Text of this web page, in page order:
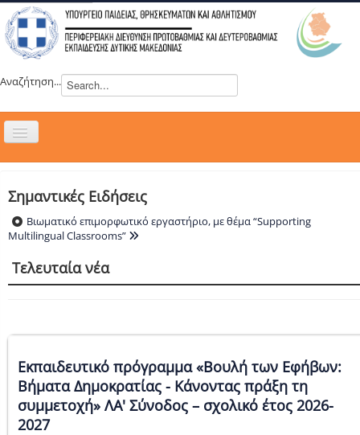
Αναζήτηση...
Εναλλαγή
ΝΕΑ
ΣΥΜΒΟΥΛΙΑ
ΕΥΡΩΠΑΪΚΑ ΠΡΟΓΡΑΜΜΑΤΑ
ΜΑΘΗΤΕΙΑ
ΕΞ ΑΠΟΣΤΑΣΕΩΣ ΕΚΠΑΙΔΕΥΣΗ
Σημαντικές Ειδήσεις
Βιωματικό επιμορφωτικό εργαστήριο, με θέμα “Supporting
Multilingual Classrooms”
Τελευταία νέα
Εκπαιδευτικό πρόγραμμα «Βουλή των Εφήβων:
Βήματα Δημοκρατίας - Κάνοντας πράξη τη
συμμετοχή» ΛΑ' Σύνοδος – σχολικό έτος 2026-
2027